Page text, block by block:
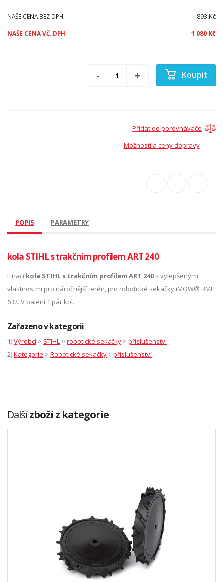
NAŠE CENA BEZ DPH 893 Kč
NAŠE CENA VČ. DPH 1 080 Kč
Koupit
Přidat do porovnávače
Možnosti a ceny dopravy
POPIS PARAMETRY
kola STIHL s trakčním profilem ART 240
Hnací kola STIHL s trakčním profilem ART 240 s vylepšenými
vlastnostmi pro náročnější terén, pro robotické sekačky iMOW® RMI
632. V balení 1 pár kol.
Zařazeno v kategorii
1)Výrobci > STIHL > robotické sekačky > příslušenství
2)Kategorie > Robotické sekačky > příslušenství
Dalšízboží z kategorie